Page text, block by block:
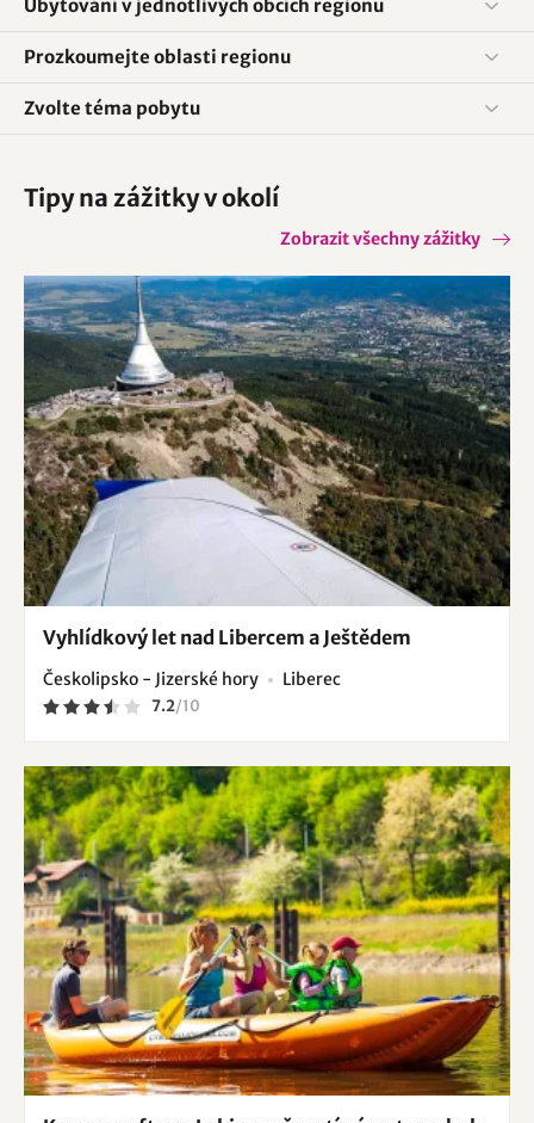
Ubytování v jednotlivých obcích regionu
Prozkoumejte oblasti regionu
Zvolte téma pobytu
Tipy na zážitky v okolí
Zobrazit všechny zážitky
Vyhlídkový let nad Libercem a Ještědem
Českolipsko - Jizerské hory Liberec
7.2/10